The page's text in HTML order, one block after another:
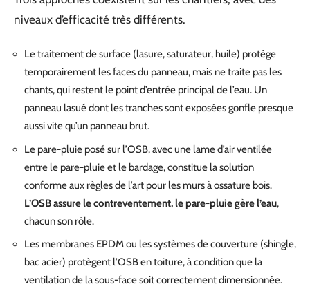
niveaux d’efficacité très différents.
Le traitement de surface (lasure, saturateur, huile) protège
temporairement les faces du panneau, mais ne traite pas les
chants, qui restent le point d’entrée principal de l’eau. Un
panneau lasué dont les tranches sont exposées gonfle presque
aussi vite qu’un panneau brut.
Le pare-pluie posé sur l’OSB, avec une lame d’air ventilée
entre le pare-pluie et le bardage, constitue la solution
conforme aux règles de l’art pour les murs à ossature bois.
L’OSB assure le contreventement, le pare-pluie gère l’eau,
chacun son rôle.
Les membranes EPDM ou les systèmes de couverture (shingle,
bac acier) protègent l’OSB en toiture, à condition que la
ventilation de la sous-face soit correctement dimensionnée.